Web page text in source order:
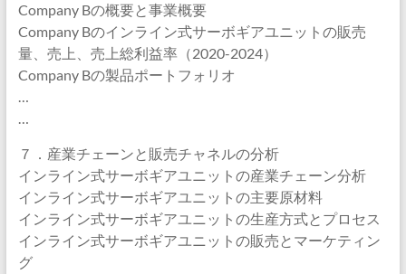
Company Bの概要と事業概要
Company Bのインライン式サーボギアユニットの販売
量、売上、売上総利益率（2020-2024）
Company Bの製品ポートフォリオ
…
…
７．産業チェーンと販売チャネルの分析
インライン式サーボギアユニットの産業チェーン分析
インライン式サーボギアユニットの主要原材料
インライン式サーボギアユニットの生産方式とプロセス
インライン式サーボギアユニットの販売とマーケティン
グ